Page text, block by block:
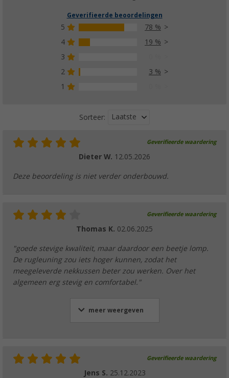
Geverifieerde beoordelingen
5
78 %
4
19 %
3
2
3 %
1
Sorteer: Laatste
Geverifieerde waardering
Dieter W. 12.05.2026
Deze beoordeling is niet verder onderbouwd.
Geverifieerde waardering
Thomas K. 02.06.2025
"goede stevige kwaliteit, maar daardoor een beetje lomp.
De rugleuning zou iets hoger kunnen, zodat het
meegeleverde nekkussen beter zou werken. Over het
algemeen erg stevig en comfortabel."
meer weergeven
Geverifieerde waardering
Jens S. 25.12.2023